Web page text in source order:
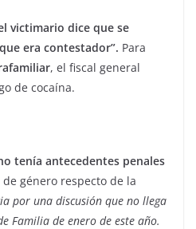
victimario dice que se
era contestador”. Para
, el fiscal general
de cocaína.
tenía antecedentes penales
género respecto de la
por una discusión que no llega
Familia de enero de este año.